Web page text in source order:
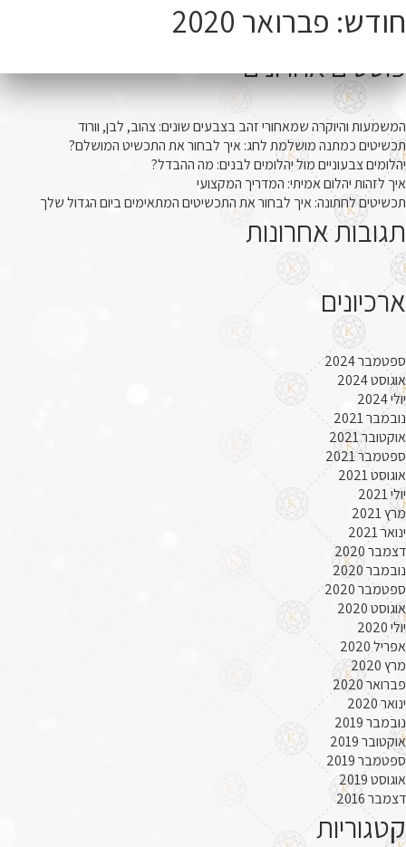
חודש: פברואר 2020
פוסטים אחרונים
המשמעות והיוקרה שמאחורי זהב בצבעים שונים: צהוב, לבן, וורוד
תכשיטים כמתנה מושלמת לחג: איך לבחור את התכשיט המושלם?
יהלומים צבעוניים מול יהלומים לבנים: מה ההבדל?
איך לזהות יהלום אמיתי: המדריך המקצועי
תכשיטים לחתונה: איך לבחור את התכשיטים המתאימים ביום הגדול שלך
תגובות אחרונות
ארכיונים
ספטמבר 2024
אוגוסט 2024
יולי 2024
נובמבר 2021
אוקטובר 2021
ספטמבר 2021
אוגוסט 2021
יולי 2021
מרץ 2021
ינואר 2021
דצמבר 2020
נובמבר 2020
ספטמבר 2020
אוגוסט 2020
יולי 2020
אפריל 2020
מרץ 2020
פברואר 2020
ינואר 2020
נובמבר 2019
אוקטובר 2019
ספטמבר 2019
אוגוסט 2019
דצמבר 2016
קטגוריות